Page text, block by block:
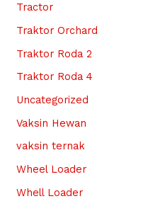
Tractor
Traktor Orchard
Traktor Roda 2
Traktor Roda 4
Uncategorized
Vaksin Hewan
vaksin ternak
Wheel Loader
Whell Loader